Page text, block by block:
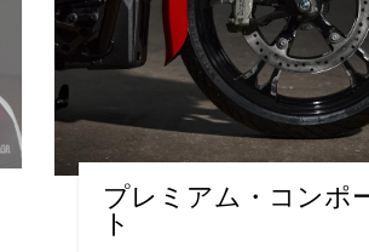
プレミアム・コンポ
ト